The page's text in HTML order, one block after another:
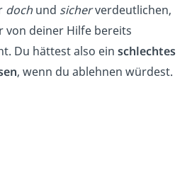
dochund sicherverdeutlichen,
von deiner Hilfe bereits
Du hättest also einschlechtes
, wenn du ablehnen würdest.